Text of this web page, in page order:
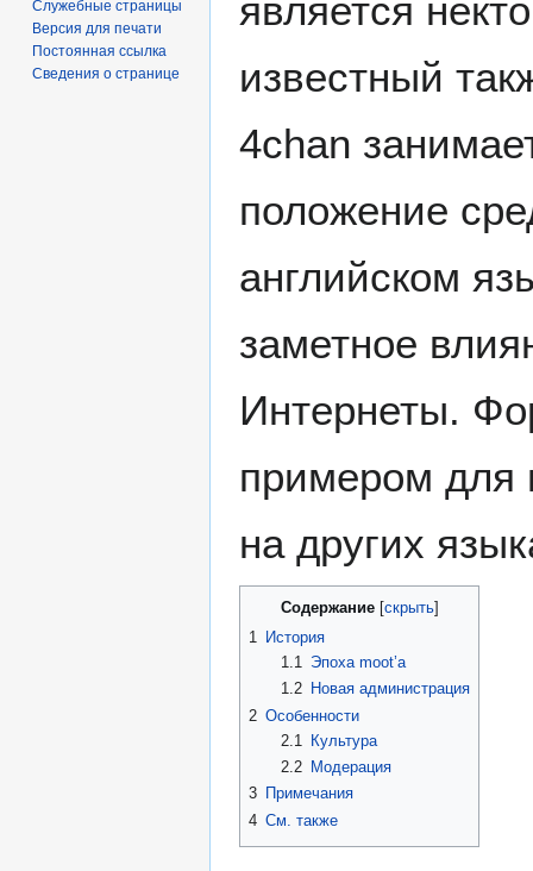
является
известный
4chan
положение
английском
заметное
Интернеты.
примером для
на других
Содержание
1 История
1.1 Эпоха moot’а
1.2
Новая администрация
2 Особенности
2.1
Культура
2.2
Модерация
3 Примечания
4 См. также
Служебные страницы
Версия для печати
Постоянная ссылка
Сведения о странице